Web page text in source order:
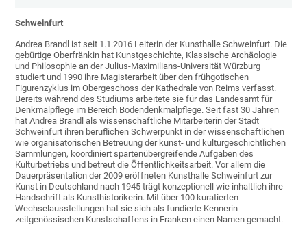
Schweinfurt
Andrea Brandl ist seit 1.1.2016 Leiterin der Kunsthalle Schweinfurt. Die
gebürtige Oberfränkin hat Kunstgeschichte, Klassische Archäologie
und Philosophie an der Julius-Maximilians-Universität Würzburg
studiert und 1990 ihre Magisterarbeit über den frühgotischen
Figurenzyklus im Obergeschoss der Kathedrale von Reims verfasst.
Bereits während des Studiums arbeitete sie für das Landesamt für
Denkmalpflege im Bereich Bodendenkmalpflege. Seit fast 30 Jahren
hat Andrea Brandl als wissenschaftliche Mitarbeiterin der Stadt
Schweinfurt ihren beruflichen Schwerpunkt in der wissenschaftlichen
wie organisatorischen Betreuung der kunst- und kulturgeschichtlichen
Sammlungen, koordiniert spartenübergreifende Aufgaben des
Kulturbetriebs und betreut die Öffentlichkeitsarbeit. Vor allem die
Dauerpräsentation der 2009 eröffneten Kunsthalle Schweinfurt zur
Kunst in Deutschland nach 1945 trägt konzeptionell wie inhaltlich ihre
Handschrift als Kunsthistorikerin. Mit über 100 kuratierten
Wechselausstellungen hat sie sich als fundierte Kennerin
zeitgenössischen Kunstschaffens in Franken einen Namen gemacht.